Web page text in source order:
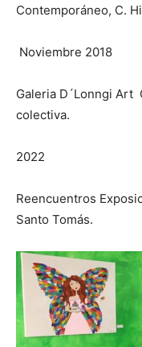
Contemporáneo, C.
Noviembre 2018
Galeria D´Lonngi
colectiva.
2022
Reencuentros
Santo Tomás.